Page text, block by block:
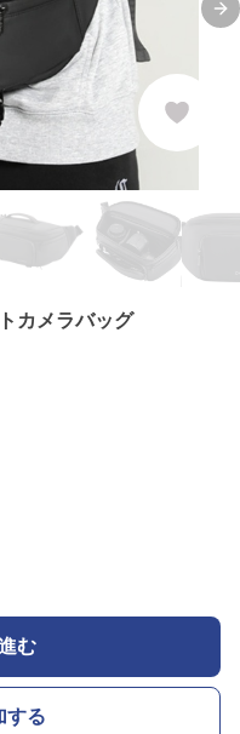
カメラバッグ
む
する